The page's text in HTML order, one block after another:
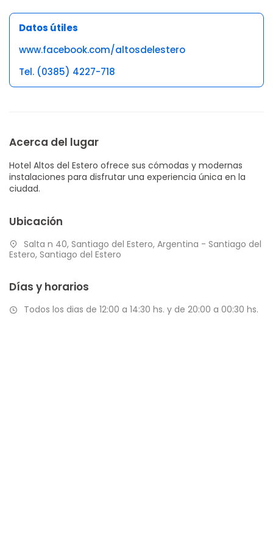
Datos útiles
www.facebook.com/altosdelestero
Tel. (0385) 4227-718
Acerca del lugar
Hotel Altos del Estero ofrece sus cómodas y modernas
instalaciones para disfrutar una experiencia única en la
ciudad.
Ubicación
Salta n 40, Santiago del Estero, Argentina - Santiago del
Estero, Santiago del Estero
Días y horarios
Todos los dias de 12:00 a 14:30 hs. y de 20:00 a 00:30 hs.